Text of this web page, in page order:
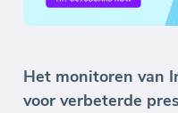
Het monitoren van
voor verbeterde